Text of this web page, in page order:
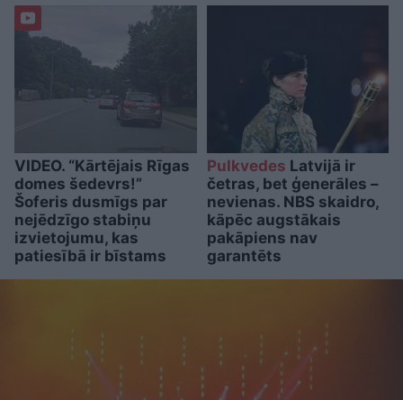
VIDEO. “Kārtējais Rīgas
domes šedevrs!”
Šoferis dusmīgs par
nejēdzīgo stabiņu
izvietojumu, kas
patiesībā ir bīstams
Pulkvedes Latvijā ir
četras, bet ģenerāles –
nevienas. NBS skaidro,
kāpēc augstākais
pakāpiens nav
garantēts